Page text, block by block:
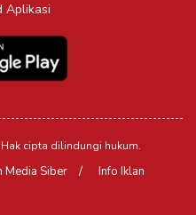
Aplikasi
cipta dilindungi hukum.
Media Siber Info Iklan